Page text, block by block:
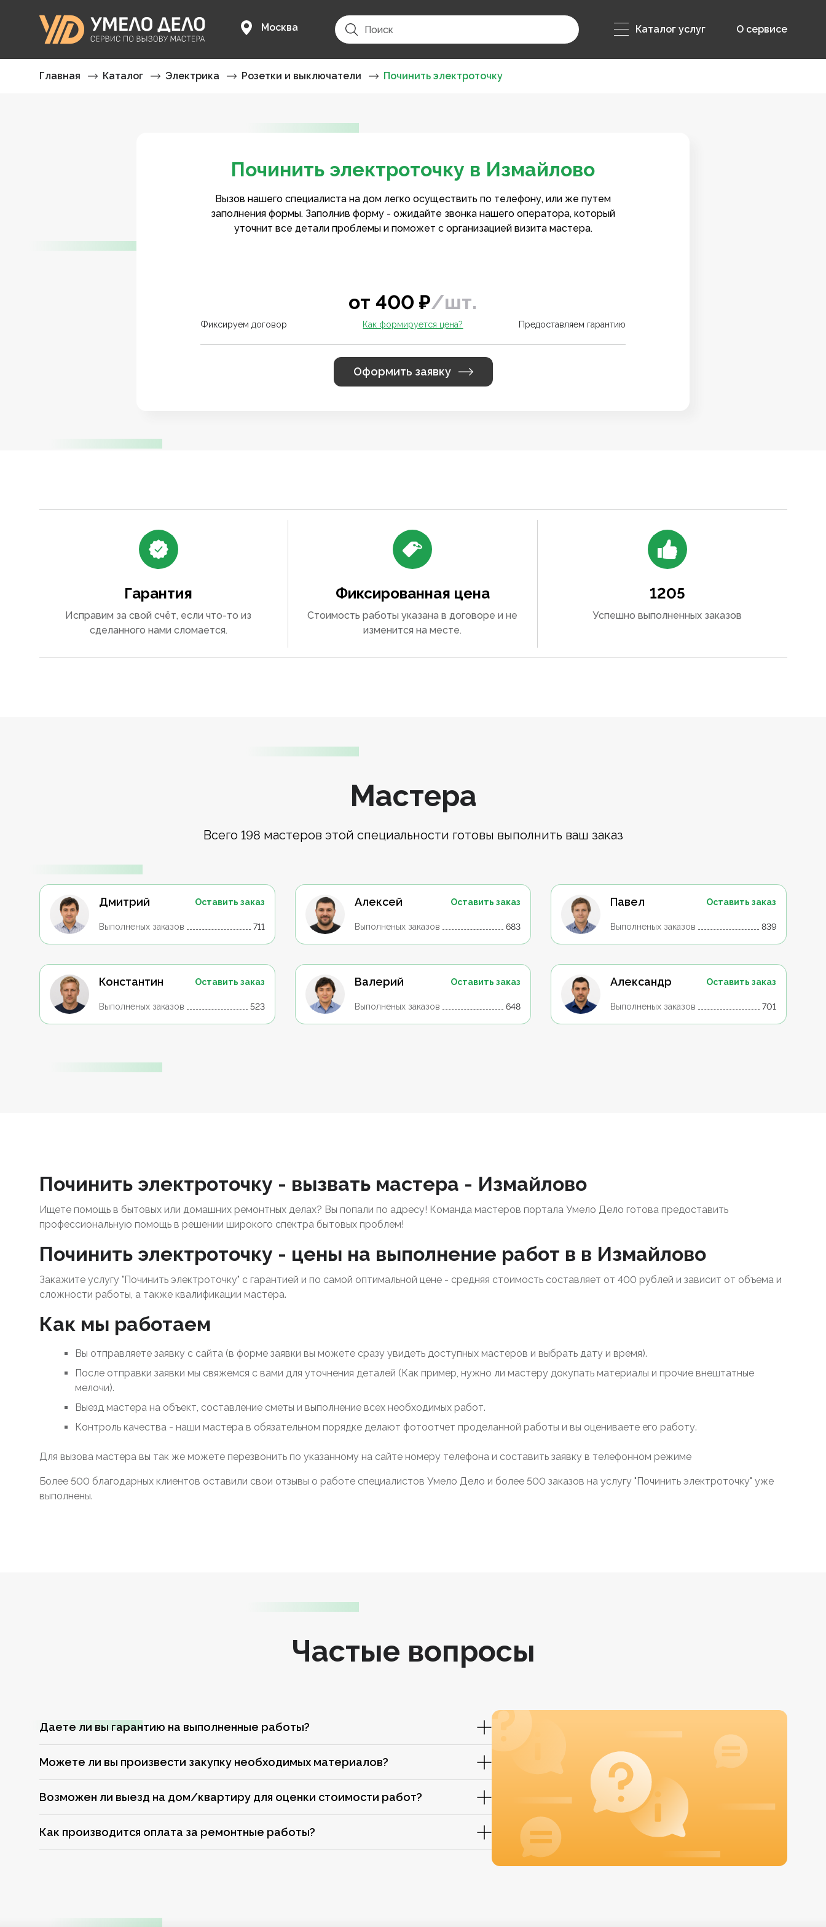
Москва Каталог услуг О сервисе
Главная Каталог Электрика Розетки и выключатели Починить электроточку
Починить электроточку в Измайлово
Вызов нашего специалиста на дом легко осуществить по телефону, или же путем
заполнения формы. Заполнив форму - ожидайте звонка нашего оператора, который
уточнит все детали проблемы и поможет с организацией визита мастера.
от400 ₽/шт.
Фиксируем договор Как формируется цена? Предоставляем гарантию
Оформить заявку
Гарантия
Исправим за свой счёт, если что-то из
сделанного нами сломается.
Фиксированная цена
Стоимость работы указана в договоре и не
изменится на месте.
1205
Успешно выполненных заказов
Мастера
Всего 198 мастеров этой специальности готовы выполнить ваш заказ
Дмитрий Оставить заказ
Выполненых заказов 711
Алексей Оставить заказ
Выполненых заказов 683
Павел Оставить заказ
Выполненых заказов 839
Константин Оставить заказ
Выполненых заказов 523
Валерий Оставить заказ
Выполненых заказов 648
Александр Оставить заказ
Выполненых заказов 701
Починить электроточку - вызвать мастера - Измайлово
Ищете помощь в бытовых или домашних ремонтных делах? Вы попали по адресу! Команда мастеров портала Умело Дело готова предоставить
профессиональную помощь в решении широкого спектра бытовых проблем!
Починить электроточку - цены на выполнение работ в в Измайлово
Закажите услугу "Починить электроточку" с гарантией и по самой оптимальной цене - средняя стоимость составляет от 400 рублей и зависит от объема и
сложности работы, а также квалификации мастера.
Как мы работаем
Вы отправляете заявку с сайта (в форме заявки вы можете сразу увидеть доступных мастеров и выбрать дату и время).
После отправки заявки мы свяжемся с вами для уточнения деталей (Как пример, нужно ли мастеру докупать материалы и прочие внештатные
мелочи).
Выезд мастера на объект, составление сметы и выполнение всех необходимых работ.
Контроль качества - наши мастера в обязательном порядке делают фотоотчет проделанной работы и вы оцениваете его работу.
Для вызова мастера вы так же можете перезвонить по указанному на сайте номеру телефона и составить заявку в телефонном режиме
Более 500 благодарных клиентов оставили свои отзывы о работе специалистов Умело Дело и более 500 заказов на услугу "Починить электроточку" уже
выполнены.
Частые вопросы
Даете ли вы гарантию на выполненные работы?
Можете ли вы произвести закупку необходимых материалов?
Возможен ли выезд на дом/квартиру для оценки стоимости работ?
Как производится оплата за ремонтные работы?